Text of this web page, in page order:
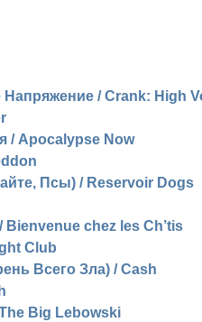
/ Crank: High
/ Apocalypse Now
Псы) / Reservoir Dogs
chez les Ch’tis
Club
Всего Зла) / Cash
Big Lebowski